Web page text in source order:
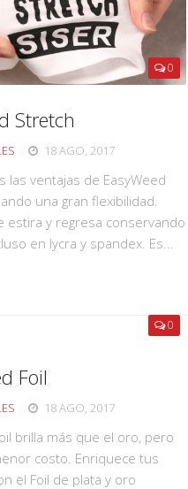
0
Stretch
18 AGO, 2017
las ventajas de EasyWeed
una gran flexibilidad.
estira y regresa conservando
en lycra y spandex. Es...
0
Foil
18 AGO, 2017
brilla más que el oro, pero
costo. Enriquece tus
el Foil de plata y oro